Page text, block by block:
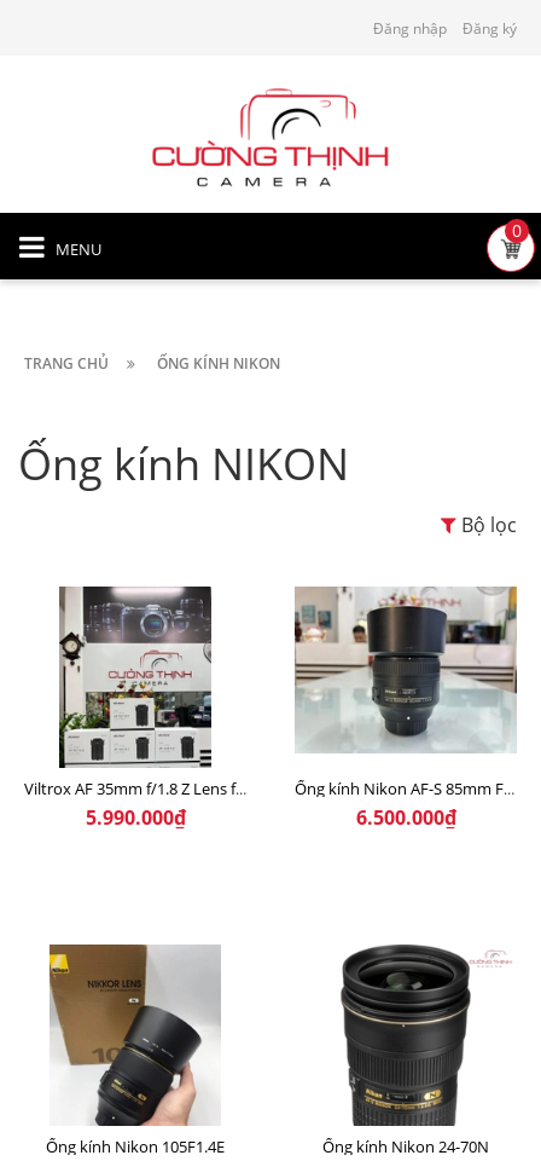
Đăng nhập Đăng ký
MENU
0
TRANG CHỦ ỐNG KÍNH NIKON
Ống kính NIKON
Bộ lọc
Viltrox AF 35mm f/1.8 Z Lens for Nikon Z ( NEW )
5.990.000₫
Ống kính Nikon AF-S 85mm F/1.8 G
6.500.000₫
Ống kính Nikon 105F1.4E Ống kính Nikon 24-70N